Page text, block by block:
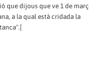
que dijous que ve 1 de març
a la qual està cridada la